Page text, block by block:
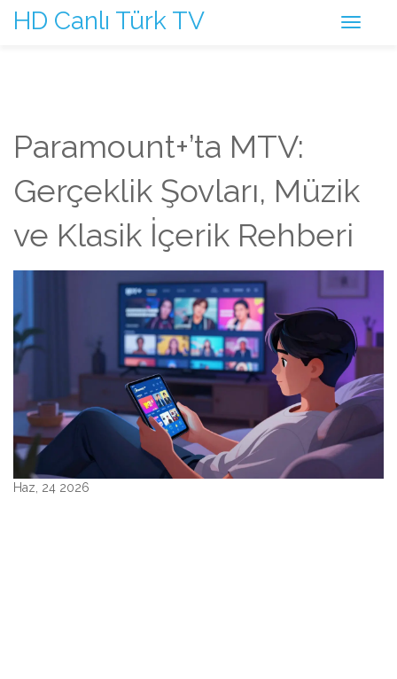
HD Canlı Türk TV
Paramount+’ta MTV:
Gerçeklik Şovları, Müzik
ve Klasik İçerik Rehberi
Haz, 24 2026